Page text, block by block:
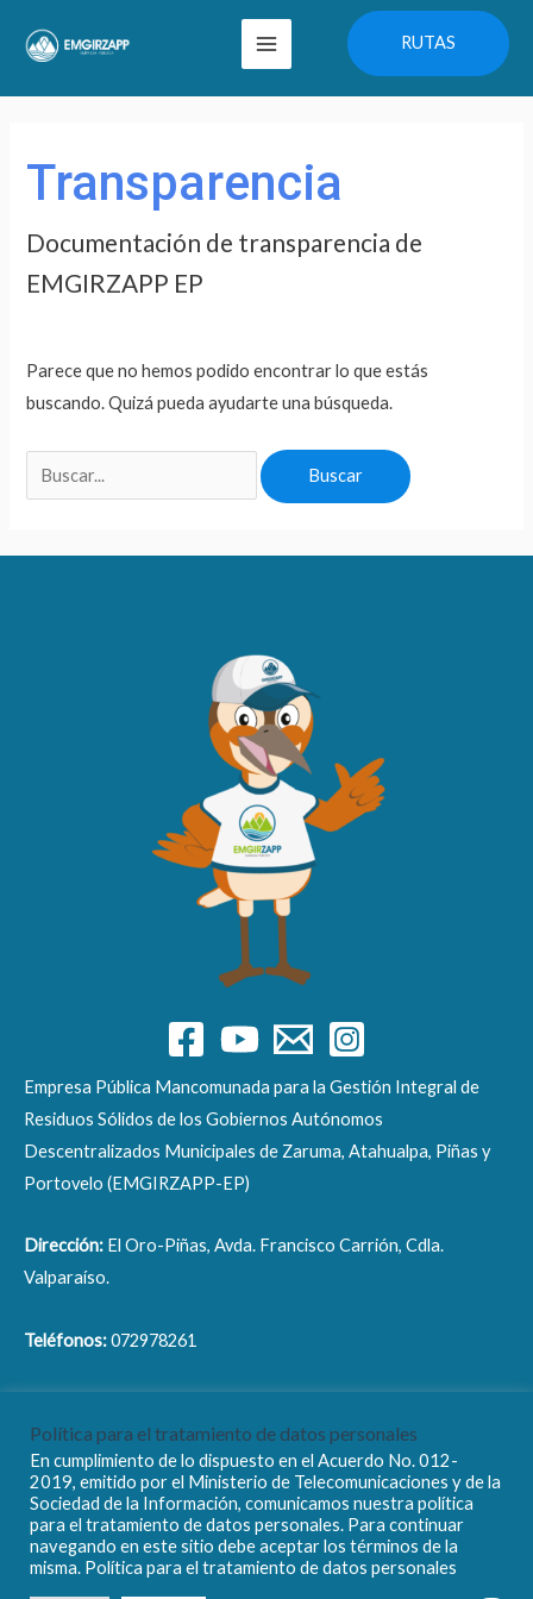
Main
Menu
RUTAS
Transparencia
Documentación de transparencia de
EMGIRZAPP EP
Parece que no hemos podido encontrar lo que estás
buscando. Quizá pueda ayudarte una búsqueda.
Empresa Pública Mancomunada para la Gestión Integral de
Residuos Sólidos de los Gobiernos Autónomos
Descentralizados Municipales de Zaruma, Atahualpa, Piñas y
Portovelo (EMGIRZAPP-EP)
Dirección: El Oro-Piñas, Avda. Francisco Carrión, Cdla.
Valparaíso.
Teléfonos:072978261
Copyright © 2026 EMGIRZAPP - EP
Política para el tratamiento de datos personales
En cumplimiento de lo dispuesto en el Acuerdo No. 012-
2019, emitido por el Ministerio de Telecomunicaciones y de la
Sociedad de la Información, comunicamos nuestra política
para el tratamiento de datos personales. Para continuar
navegando en este sitio debe aceptar los términos de la
misma. Política para el tratamiento de datos personales